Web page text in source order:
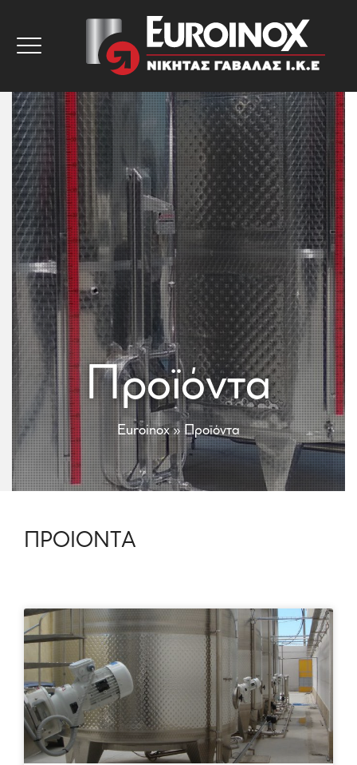
Προϊόντα
Euroinox»Προϊόντα
ΠΡΟΙΟΝΤΑ